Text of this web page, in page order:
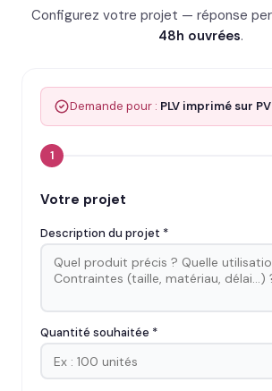
Configurez votre projet — réponse
48h ouvrées.
Demande pour : PLV imprimé sur
1
Votre projet
Description du projet *
Quantité souhaitée *